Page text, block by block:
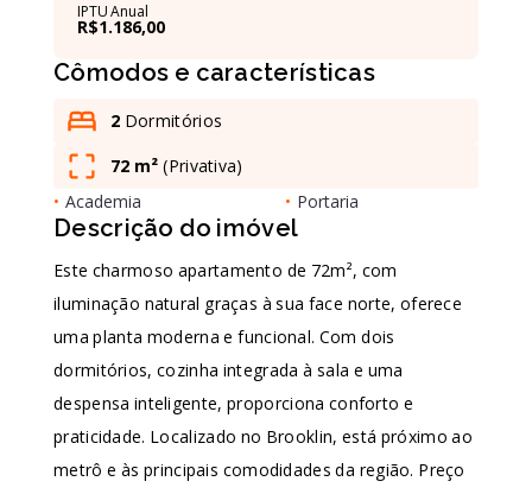
IPTU Anual
R$1.186,00
Cômodos e características
2 Dormitórios
72 m² (Privativa)
• Academia • Portaria
Descrição do imóvel
Este charmoso apartamento de 72m², com
iluminação natural graças à sua face norte, oferece
uma planta moderna e funcional. Com dois
dormitórios, cozinha integrada à sala e uma
despensa inteligente, proporciona conforto e
praticidade. Localizado no Brooklin, está próximo ao
metrô e às principais comodidades da região. Preço